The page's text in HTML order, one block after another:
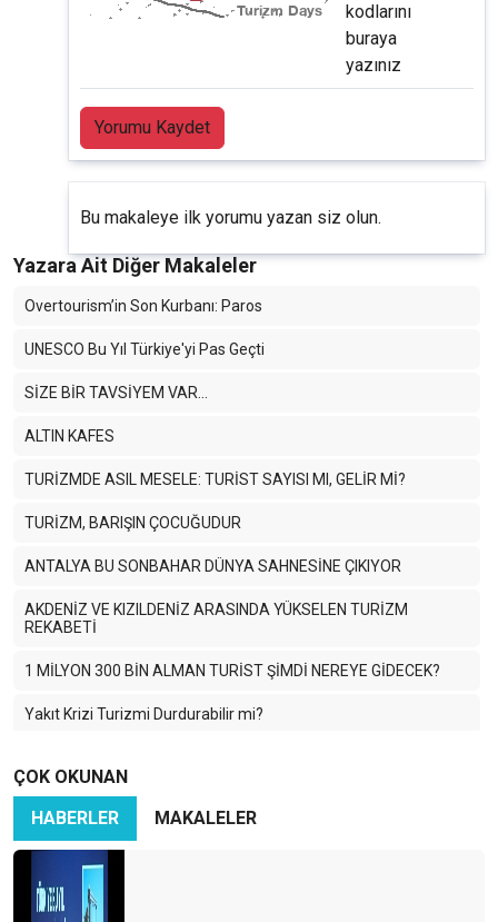
kodlarını
buraya
yazınız
Yorumu Kaydet
Bu makaleye ilk yorumu yazan siz olun.
Yazara Ait Diğer Makaleler
Overtourism’in Son Kurbanı: Paros
UNESCO Bu Yıl Türkiye'yi Pas Geçti
SİZE BİR TAVSİYEM VAR…
ALTIN KAFES
TURİZMDE ASIL MESELE: TURİST SAYISI MI, GELİR Mİ?
TURİZM, BARIŞIN ÇOCUĞUDUR
ANTALYA BU SONBAHAR DÜNYA SAHNESİNE ÇIKIYOR
AKDENİZ VE KIZILDENİZ ARASINDA YÜKSELEN TURİZM
REKABETİ
1 MİLYON 300 BİN ALMAN TURİST ŞİMDİ NEREYE GİDECEK?
Yakıt Krizi Turizmi Durdurabilir mi?
Savaş Dünya Turizmini Vurdu
2026 için temkinli olmalı ve sağlıklı hedefler koymalıyız
HANGİ LİSTE DAHA ÖNEMLİ ?
ÇOK OKUNAN
HABERLER
MAKALELER